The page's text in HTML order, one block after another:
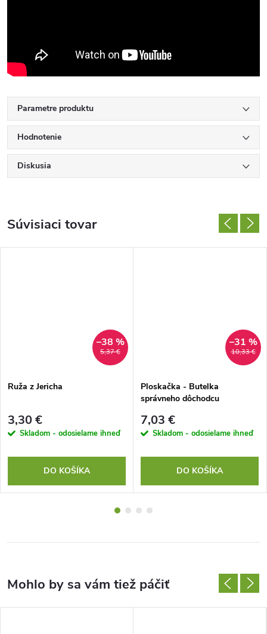
Parametre produktu
Hodnotenie
Diskusia
Súvisiaci tovar
5,37 €
–38 %
Ruža z Jericha
3,30 €
Skladom - odosielame ihneď
DO KOŠÍKA
10,33 €
–31 %
Ploskačka - Butelka
správneho dôchodcu
7,03 €
Skladom - odosielame ihneď
DO KOŠÍKA